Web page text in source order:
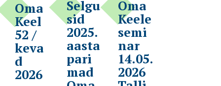
Oma
Keel
52 /
keva
d
2026
Selgu
sid
2025.
aasta
pari
mad
Oma
Keele
semi
nar
14.05.
2026